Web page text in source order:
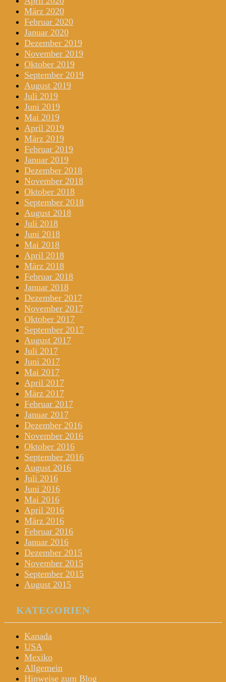
März 2020
Februar 2020
Januar 2020
Dezember 2019
November 2019
Oktober 2019
September 2019
August 2019
Juli 2019
Juni 2019
Mai 2019
April 2019
März 2019
Februar 2019
Januar 2019
Dezember 2018
November 2018
Oktober 2018
September 2018
August 2018
Juli 2018
Juni 2018
Mai 2018
April 2018
März 2018
Februar 2018
Januar 2018
Dezember 2017
November 2017
Oktober 2017
September 2017
August 2017
Juli 2017
Juni 2017
Mai 2017
April 2017
März 2017
Februar 2017
Januar 2017
Dezember 2016
November 2016
Oktober 2016
September 2016
August 2016
Juli 2016
Juni 2016
Mai 2016
April 2016
März 2016
Februar 2016
Januar 2016
Dezember 2015
November 2015
September 2015
August 2015
KATEGORIEN
Kanada
USA
Mexiko
Allgemein
Hinweise zum Blog